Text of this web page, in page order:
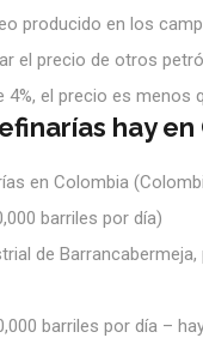
producido en los
el precio de otros
4%, el precio es menos
hay en
en Colombia
barriles por día)
de
barriles por día –